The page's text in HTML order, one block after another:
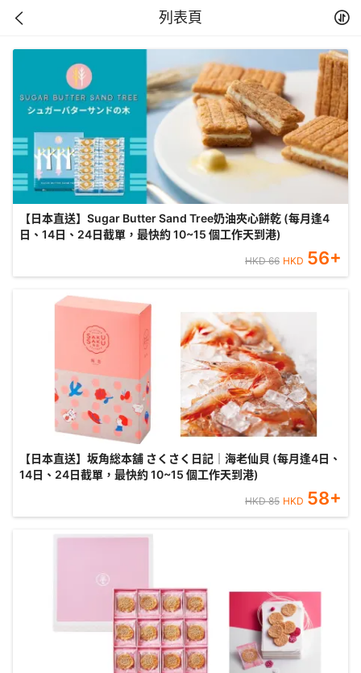
列表頁
【日本直送】Sugar Butter Sand Tree奶油夾心餅乾 (每月逢4
日、14日、24日截單，最快約 10~15 個工作天到港)
HKD66 HKD 56+
【日本直送】坂角総本舖 さくさく日記｜海老仙貝 (每月逢4日、
14日、24日截單，最快約 10~15 個工作天到港)
HKD85 HKD 58+